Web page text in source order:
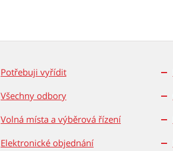
Potřebuji vyřídit
Všechny odbory
Volná místa a výběrová řízení
Elektronické objednání